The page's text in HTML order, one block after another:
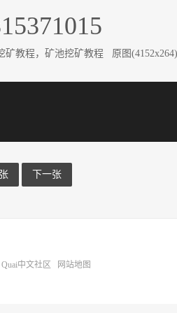
矿教程，矿池挖矿教程 原图(4152x264)
下一张
Quai中文社区 网站地图